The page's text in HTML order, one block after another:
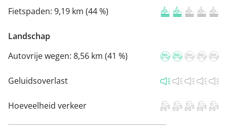
Fietspaden: 9,19 km (44 %)
Landschap
Autovrije wegen: 8,56 km (41 %)
Geluidsoverlast
Hoeveelheid verkeer